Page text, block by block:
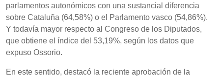
parlamentos autonómicos con una sustancial diferencia
sobre Cataluña (64,58%) o el Parlamento vasco (54,86%).
Y todavía mayor respecto al Congreso de los Diputados,
que obtiene el índice del 53,19%, según los datos que
expuso Ossorio.
En este sentido, destacó la reciente aprobación de la